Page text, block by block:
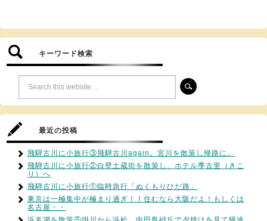
キーワード検索
最近の投稿
飛騨古川に小旅行③飛騨古川again。宮川を散策し帰路に。
飛騨古川に小旅行②白壁土蔵街を散策し、ホテル季古里（きこ
り）へ
飛騨古川に小旅行①臨時急行「ぬくもりひだ路」
東京は一極集中が極まり過ぎ！！住むなら大阪だよ！もしくは
名古屋・・